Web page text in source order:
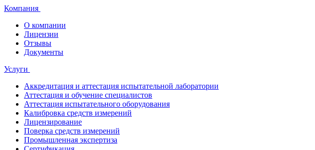
Компания
О компании
Лицензии
Отзывы
Документы
Услуги
Аккредитация и аттестация испытательной лаборатории
Аттестация и обучение специалистов
Аттестация испытательного оборудования
Калибровка средств измерений
Лицензирование
Поверка средств измерений
Промышленная экспертиза